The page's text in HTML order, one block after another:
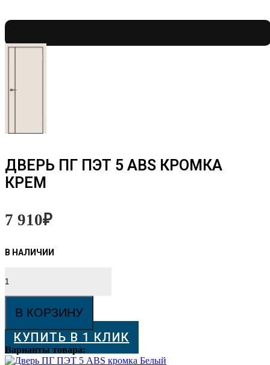
ДВЕРЬ ПГ ПЭТ 5 ABS КРОМКА
КРЕМ
7 910₽
товара
Дверь
ПЭТ
5
ABS
кромка
Крем
В КОРЗИНУ
КУПИТЬ В 1 КЛИК
Варианты товара: